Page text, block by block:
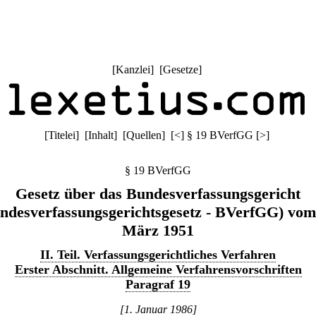
[Kanzlei] [Gesetze]
[Titelei] [Inhalt] [Quellen] [<] § 19 BVerfGG [>]
§ 19 BVerfGG
Gesetz über das Bundesverfassungsgericht
- BVerfGG)
März 1951
II. Teil. Verfassungsgerichtliches Verfahren
Erster Abschnitt. Allgemeine Verfahrensvorschriften
Paragraf 19
[1. Januar 1986]